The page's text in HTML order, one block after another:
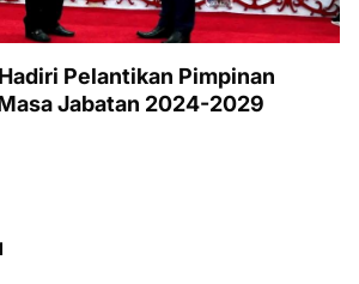
Pelantikan Pimpinan
Jabatan 2024-2029